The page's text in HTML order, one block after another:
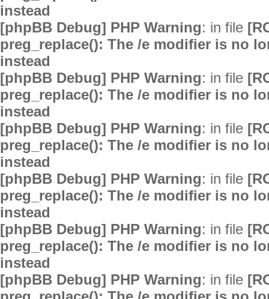
instead
[phpBB Debug] PHP Warning: in file
preg_replace(): The /e modifier is no
instead
[phpBB Debug] PHP Warning: in file
preg_replace(): The /e modifier is no
instead
[phpBB Debug] PHP Warning: in file
preg_replace(): The /e modifier is no
instead
[phpBB Debug] PHP Warning: in file
preg_replace(): The /e modifier is no
instead
[phpBB Debug] PHP Warning: in file
preg_replace(): The /e modifier is no
instead
[phpBB Debug] PHP Warning: in file